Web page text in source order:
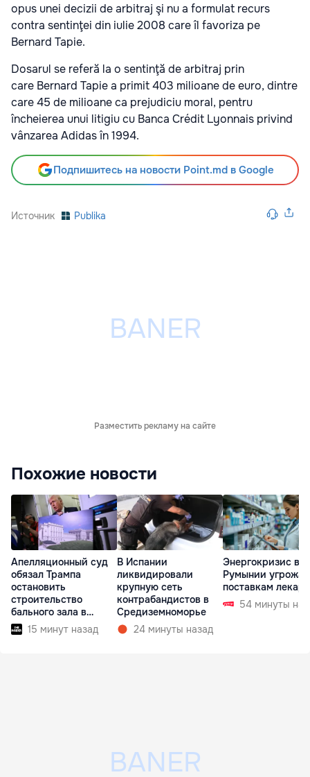
opus unei decizii de arbitraj şi nu a formulat recurs
contra sentinţei din iulie 2008 care îl favoriza pe
Bernard Tapie.
Dosarul se referă la o sentinţă de arbitraj prin
care Bernard Tapie a primit 403 milioane de euro, dintre
care 45 de milioane ca prejudiciu moral, pentru
încheierea unui litigiu cu Banca Crédit Lyonnais privind
vânzarea Adidas în 1994.
Подпишитесь на новости Point.md в Google
Источник Publika
Разместить рекламу на сайте
Похожие новости
Апелляционный суд
обязал Трампа
остановить
строительство
бального зала в
Белом доме
15 минут назад
В Испании
ликвидировали
крупную сеть
контрабандистов в
Средиземноморье
24 минуты назад
Энергокризис в
Румынии
поставкам
54 минуты